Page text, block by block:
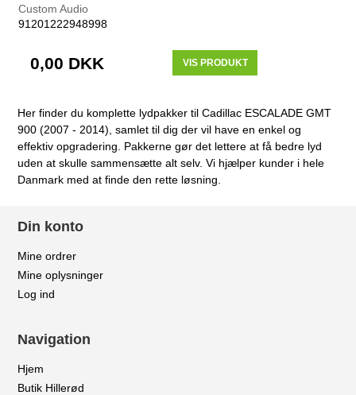
Custom Audio
91201222948998
0,00 DKK VIS PRODUKT
Her finder du komplette lydpakker til Cadillac ESCALADE GMT
900 (2007 - 2014), samlet til dig der vil have en enkel og
effektiv opgradering. Pakkerne gør det lettere at få bedre lyd
uden at skulle sammensætte alt selv. Vi hjælper kunder i hele
Danmark med at finde den rette løsning.
Din konto
Mine ordrer
Mine oplysninger
Log ind
Navigation
Hjem
Butik Hillerød